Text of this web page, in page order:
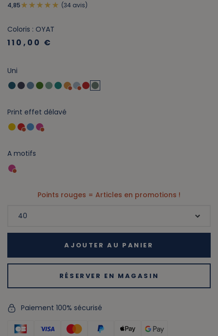
4,85 (34 avis)
Coloris : OYAT
110,00 €
Uni
Print effet délavé
A motifs
Points rouges = Articles en promotions !
AJOUTER AU PANIER
RÉSERVER EN MAGASIN
Paiement 100% sécurisé